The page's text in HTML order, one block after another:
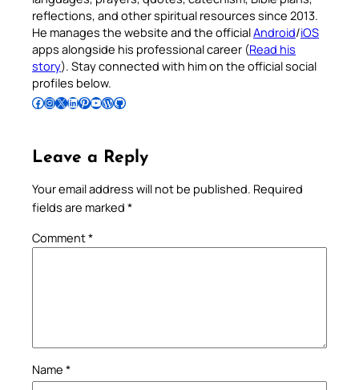
reflections, and other spiritual resources since 2013.
He manages the website and the officialAndroid/iOS
apps alongside his professional career (Read his
story). Stay connected with him on the official social
profiles below.
Follow Pradeep on Facebook Follow Pradeep on InstagramFollow Pradeep on X Follow Pradeep on LinkedIn Follow Pradeep on Pinterest Subscribe to Pradeep’s Youtube Channel Follow Pradeep on WordPress Follow Pradeep on GitHub
Leave a Reply
Your email address will not be published. Required
fields are marked *
Comment*
Name *